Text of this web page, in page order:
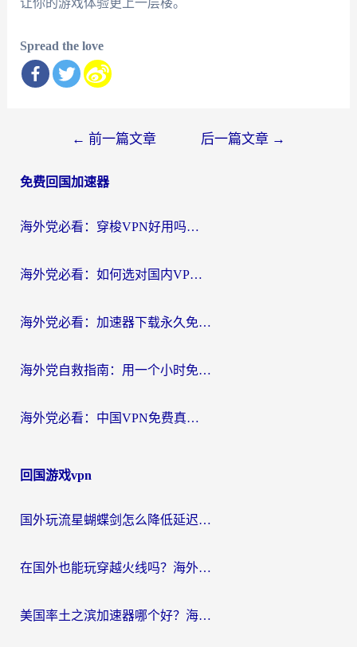
Spread the love
导
← 前一篇文章 后一篇文章 →
免费回国加速器
海外党必看：穿梭VPN好用吗？和云帆VPN对比哪个回国效果更好？附真实测评+避坑指南
海外党必看：如何选对国内VPN，实现无缝访问国内资源？
海外党必看：加速器下载永久免费版真的存在吗？教你无缝访问国内资源的正确姿势
海外党自救指南：用一个小时免费加速器，轻松打破国内资源访问壁垒？
海外党必看：中国VPN免费真的靠谱吗？手把手教你选对回国加速器
回国游戏vpn
国外玩流星蝴蝶剑怎么降低延迟？海外党必看的加速秘籍（含欧洲鸣潮&彩虹岛优化攻略）
在国外也能玩穿越火线吗？海外玩家国服游戏畅玩终极指南
美国率土之滨加速器哪个好？海外党国服游戏畅玩终极指南（附多游戏解决方案）